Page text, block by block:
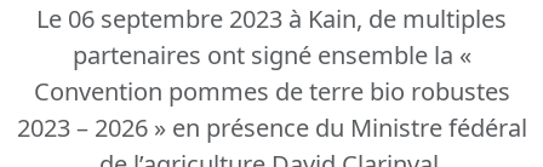
Le 06 septembre 2023 à Kain, de multiples
partenaires ont signé ensemble la «
Convention pommes de terre bio robustes
2023 – 2026 » en présence du Ministre fédéral